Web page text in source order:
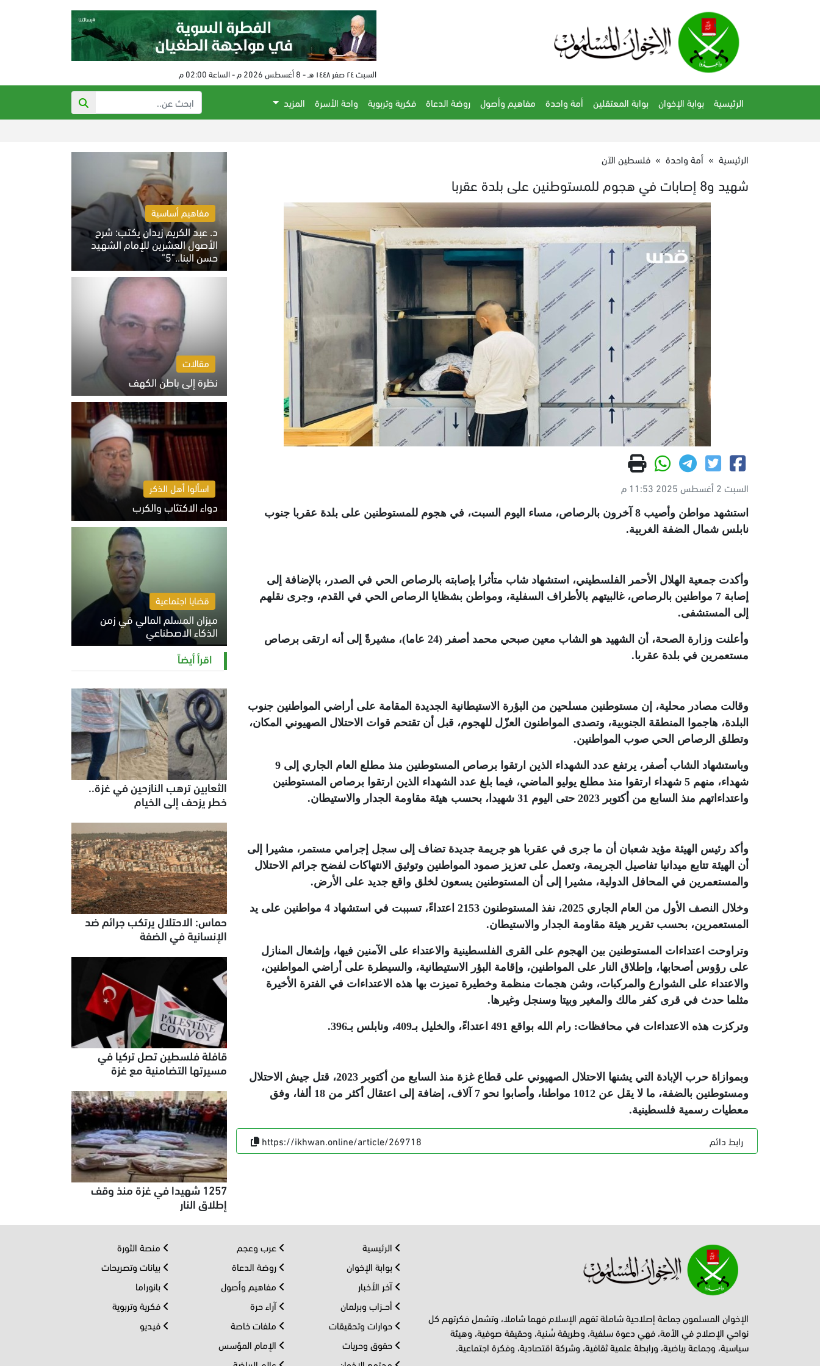
السبت ٢٤ صفر ١٤٤٨ هـ - 8 أغسطس 2026 م - الساعة 02:00 م
الرئيسية بوابة الإخوان بوابة المعتقلين أمة واحدة مفاهيم وأصول روضة الدعاة فكرية وتربوية واحة الأسرة
المزيد
الرئيسية » أمة واحدة » فلسطين الآن
شهيد و8 إصابات في هجوم للمستوطنين على بلدة عقربا
السبت 2 أغسطس 2025 11:53 م
استشهد مواطن وأصيب 8 آخرون بالرصاص، مساء اليوم السبت، في هجوم للمستوطنين على بلدة عقربا جنوب
نابلس شمال الضفة الغربية.
وأكدت جمعية الهلال الأحمر الفلسطيني، استشهاد شاب متأثرا بإصابته بالرصاص الحي في الصدر، بالإضافة إلى
إصابة 7 مواطنين بالرصاص، غالبيتهم بالأطراف السفلية، ومواطن بشظايا الرصاص الحي في القدم، وجرى نقلهم
إلى المستشفى.
وأعلنت وزارة الصحة، أن الشهيد هو الشاب معين صبحي محمد أصفر (24 عاما)، مشيرةً إلى أنه ارتقى برصاص
مستعمرين في بلدة عقربا.
وقالت مصادر محلية، إن مستوطنين مسلحين من البؤرة الاستيطانية الجديدة المقامة على أراضي المواطنين جنوب
البلدة، هاجموا المنطقة الجنوبية، وتصدى المواطنون العزّل للهجوم، قبل أن تقتحم قوات الاحتلال الصهيوني المكان،
وتطلق الرصاص الحي صوب المواطنين.
وباستشهاد الشاب أصفر، يرتفع عدد الشهداء الذين ارتقوا برصاص المستوطنين منذ مطلع العام الجاري إلى 9
شهداء، منهم 5 شهداء ارتقوا منذ مطلع يوليو الماضي، فيما بلغ عدد الشهداء الذين ارتقوا برصاص المستوطنين
واعتداءاتهم منذ السابع من أكتوبر 2023 حتى اليوم 31 شهيدا، بحسب هيئة مقاومة الجدار والاستيطان
.
وأكد رئيس الهيئة مؤيد شعبان أن ما جرى في عقربا هو جريمة جديدة تضاف إلى سجل إجرامي مستمر، مشيرا إلى
أن الهيئة تتابع ميدانيا تفاصيل الجريمة، وتعمل على تعزيز صمود المواطنين وتوثيق الانتهاكات لفضح جرائم الاحتلال
والمستعمرين في المحافل الدولية، مشيرا إلى أن المستوطنين يسعون لخلق واقع جديد على الأرض.
وخلال النصف الأول من العام الجاري 2025، نفذ المستوطنون 2153 اعتداءً، تسببت في استشهاد 4 مواطنين على يد
المستعمرين، بحسب تقرير هيئة مقاومة الجدار والاستيطان.
وتراوحت اعتداءات المستوطنين بين الهجوم على القرى الفلسطينية والاعتداء على الآمنين فيها، وإشعال المنازل
على رؤوس أصحابها، وإطلاق النار على المواطنين، وإقامة البؤر الاستيطانية، والسيطرة على أراضي المواطنين،
والاعتداء على الشوارع والمركبات، وشن هجمات منظمة وخطيرة تميزت بها هذه الاعتداءات في الفترة الأخيرة
مثلما حدث في قرى كفر مالك والمغير وبيتا وسنجل وغيرها.
وتركزت هذه الاعتداءات في محافظات: رام الله بواقع 491 اعتداءً، والخليل بـ409، ونابلس بـ396 .
وبموازاة حرب الإبادة التي يشنها الاحتلال الصهيوني على قطاع غزة منذ السابع من أكتوبر 2023، قتل جيش الاحتلال
ومستوطنين بالضفة، ما لا يقل عن 1012 مواطنا، وأصابوا نحو 7 آلاف، إضافة إلى اعتقال أكثر من 18 ألفا، وفق
معطيات رسمية فلسطينية.
رابط دائم https://ikhwan.online/article/269718
مفاهيم أساسية
د. عبد الكريم زيدان يكتب: شرح
الأصول العشرين للإمام الشهيد
حسن البنا.."5"
السبت 8 أغسطس 2026 10:46 ص
مقالات
نظرة إلى باطن الكهف
السبت 8 أغسطس 2026 11:04 ص
اسألوا أهل الذكر
دواء الاكتئاب والكرب
السبت 8 أغسطس 2026 10:54 ص
قضايا اجتماعية
ميزان المسلم المالي في زمن
الذكاء الاصطناعي
السبت 8 أغسطس 2026 11:21 ص
اقرأ أيضاً
الثعابين ترهب النازحين في غزة..
خطر يزحف إلى الخيام
حماس: الاحتلال يرتكب جرائم ضد
الإنسانية في الضفة
قافلة فلسطين تصل تركيا في
مسيرتها التضامنية مع غزة
1257 شهيدا في غزة منذ وقف
إطلاق النار
الإخوان المسلمون جماعة إصلاحية شاملة تفهم الإسلام فهما شاملا، وتشمل فكرتهم كل
نواحي الإصلاح في الأمة، فهي دعوة سلفية، وطريقة سُنية، وحقيقة صوفية، وهيئة
سياسية، وجماعة رياضية، ورابطة علمية ثقافية، وشركة اقتصادية، وفكرة اجتماعية.
الرئيسية
بوابة الإخوان
آخر الأخبار
أحــزاب وبرلمان
حوارات وتحقيقات
حقوق وحريات
عرب وعجم
روضة الدعاة
مفاهيم وأصول
آراء حرة
ملفات خاصة
الإمام المؤسس
منصة الثورة
بيانات وتصريحات
بانوراما
فكرية وتربوية
فيديو